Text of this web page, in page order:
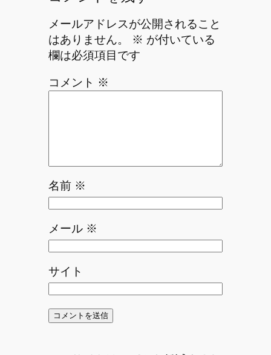
メールアドレスが公開されること
はありません。
※ が付いている
欄は必須項目です
コメント ※
名前 ※
メール ※
サイト